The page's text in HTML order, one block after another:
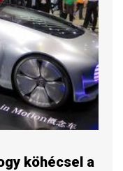
köhécsel a